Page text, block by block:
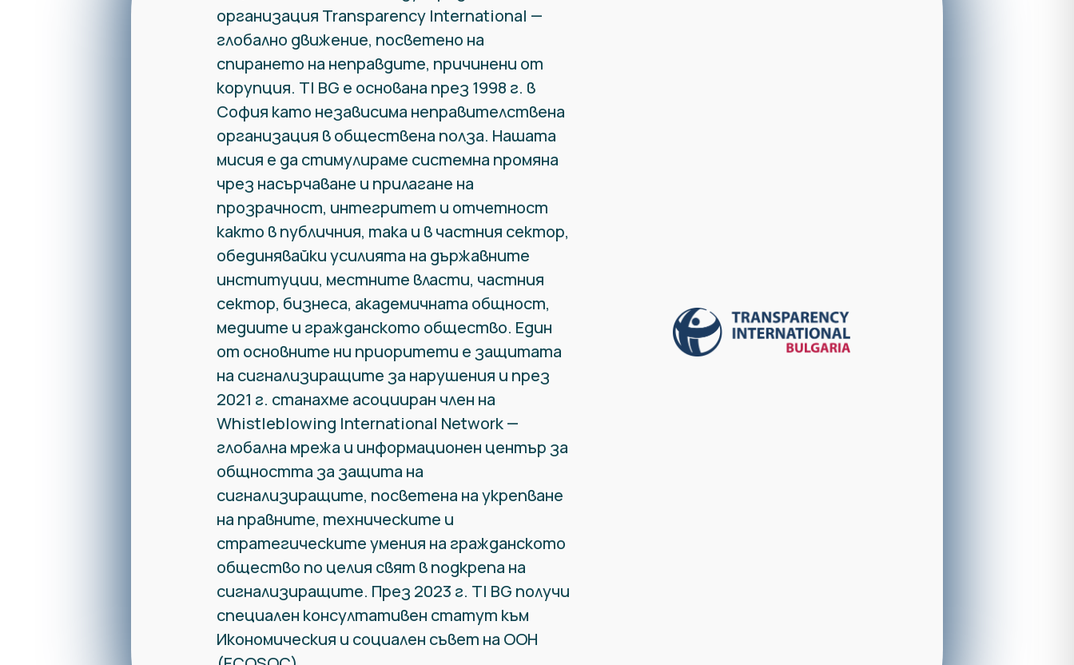
организация Transparency International —
глобално движение, посветено на
спирането на неправдите, причинени от
корупция. TI BG е основана през 1998 г. в
София като независима неправителствена
организация в обществена полза. Нашата
мисия е да стимулираме системна промяна
чрез насърчаване и прилагане на
прозрачност, интегритет и отчетност
както в публичния, така и в частния сектор,
обединявайки усилията на държавните
институции, местните власти, частния
сектор, бизнеса, академичната общност,
медиите и гражданското общество. Един
от основните ни приоритети е защитата
на сигнализиращите за нарушения и през
2021 г. станахме асоцииран член на
Whistleblowing International Network —
глобална мрежа и информационен център за
общността за защита на
сигнализиращите, посветена на укрепване
на правните, техническите и
стратегическите умения на гражданското
общество по целия свят в подкрепа на
сигнализиращите. През 2023 г. TI BG получи
специален консултативен статут към
Икономическия и социален съвет на ООН